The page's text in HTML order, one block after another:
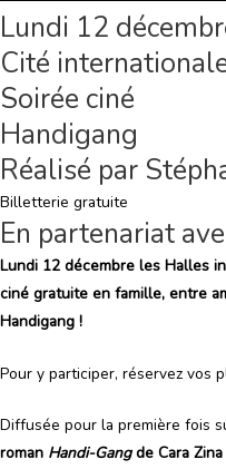
Lundi 12
Cité
Soirée ciné
Handigang
Réalisé par
Billetterie gratuite
En partenariat
Lundi 12 décembre les Halles
ciné gratuite en famille, entre
Handigang !
Pour y participer, réservez vos
Diffusée pour la première fois
roman Handi-Gangde Cara Zina